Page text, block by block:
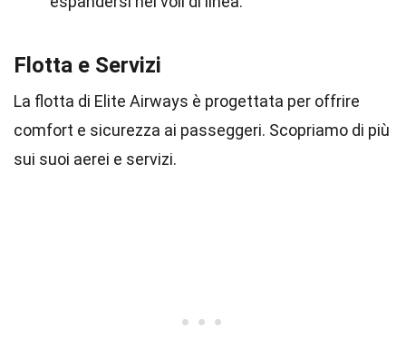
Flotta e Servizi
La flotta di Elite Airways è progettata per offrire
comfort e sicurezza ai passeggeri. Scopriamo di più
sui suoi aerei e servizi.